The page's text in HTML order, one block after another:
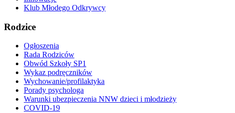
Klub Młodego Odkrywcy
Rodzice
Ogłoszenia
Rada Rodziców
Obwód Szkoły SP1
Wykaz podręczników
Wychowanie/profilaktyka
Porady psychologa
Warunki ubezpieczenia NNW dzieci i młodzieży
COVID-19